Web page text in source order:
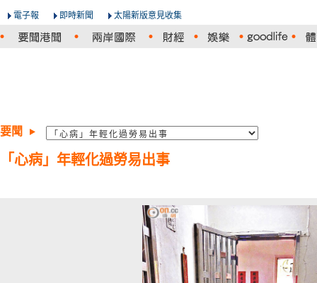
電子報 即時新聞 太陽新版意見收集
要聞
「心病」年輕化過勞易出事